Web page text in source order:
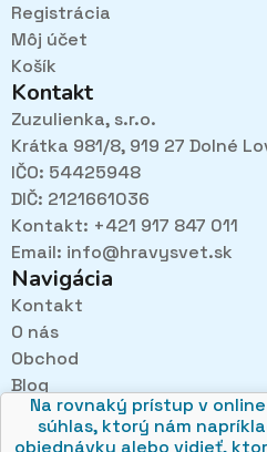
Pri návštevách
načúvame malým aj veľkým,
v obchode páči najviac a
Na rovnaký prístup v
súhlas, ktorý nám
objednávky alebo vidieť,
Registrácia
Môj účet
Košík
Kontakt
Zuzulienka, s.r.o.
Krátka 981/8, 919 27 Dolné
IČO: 54425948
DIČ: 2121661036
Kontakt: +421 917 847 011
Email: info@hravysvet.sk
Navigácia
Kontakt
O nás
Obchod
Blog
Obchodné podmienky
Ochrana osobných údajov